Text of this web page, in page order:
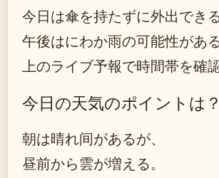
今日は傘を持たずに外出できる
午後はにわか雨の可能性がある
上のライブ予報で時間帯を確
今日の天気のポイントは？
朝は晴れ间があるが、
昼前から雲が増える。